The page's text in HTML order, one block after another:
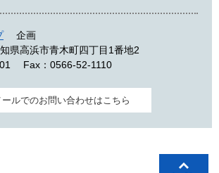
企画
県高浜市青木町四丁目1番地2
Fax：0566-52-1110
ールでのお問い合わせはこちら